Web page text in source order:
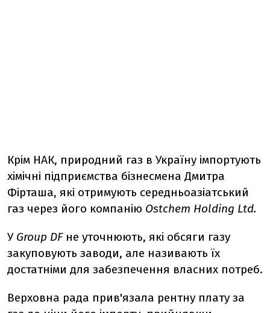
Крім НАК, природний газ в Україну імпортують
хімічні підприємства бізнесмена Дмитра
Фірташа, які отримують середньоазіатський
газ через його компанію Ostchem Holding Ltd.
У Group DFне уточнюють, які обсяги газу
закуповують заводи, але називають їх
достатніми для забезпечення власних потреб.
Верховна рада прив'язала рентну плату за